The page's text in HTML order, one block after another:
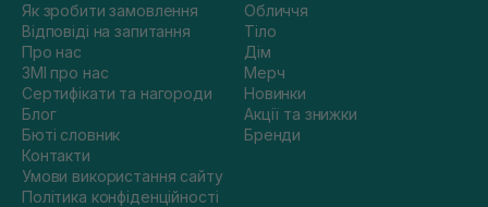
Як зробити замовлення
Відповіді на запитання
Про нас
ЗМІ про нас
Сертифікати та нагороди
Блог
Бюті словник
Контакти
Умови використання сайту
Політика конфіденційності
Обличчя
Тіло
Дім
Мерч
Новинки
Акції та знижки
Бренди